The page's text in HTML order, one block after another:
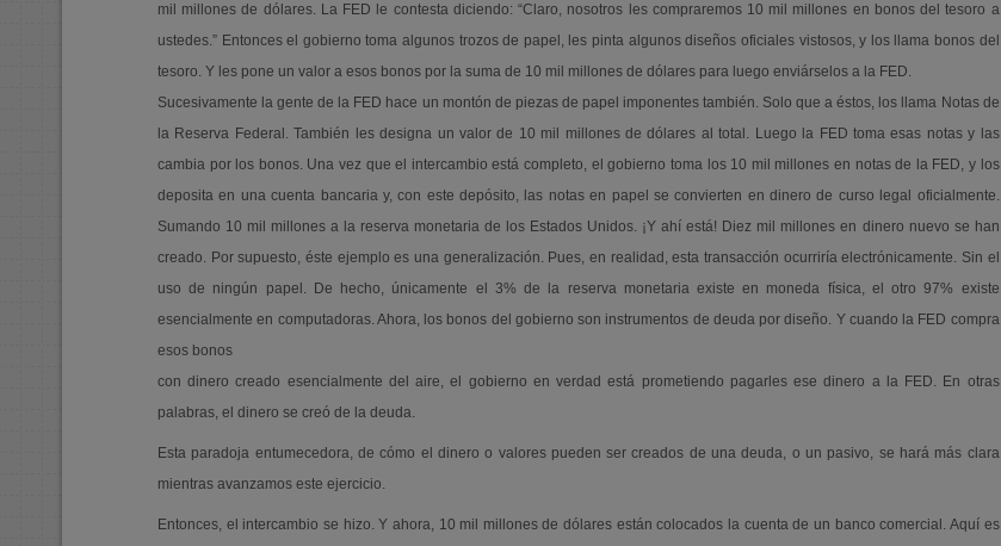
mil millones de dólares. La FED le contesta diciendo: “Claro, nosotros les compraremos 10 mil millones en bonos del tesoro a
ustedes.” Entonces el gobierno toma algunos trozos de papel, les pinta algunos diseños oficiales vistosos, y los llama bonos del
tesoro. Y les pone un valor a esos bonos por la suma de 10 mil millones de dólares para luego enviárselos a la FED.
Sucesivamente la gente de la FED hace un montón de piezas de papel imponentes también. Solo que a éstos, los llama Notas de
la Reserva Federal. También les designa un valor de 10 mil millones de dólares al total. Luego la FED toma esas notas y las
cambia por los bonos. Una vez que el intercambio está completo, el gobierno toma los 10 mil millones en notas de la FED, y los
deposita en una cuenta bancaria y, con este depósito, las notas en papel se convierten en dinero de curso legal oficialmente.
Sumando 10 mil millones a la reserva monetaria de los Estados Unidos. ¡Y ahí está! Diez mil millones en dinero nuevo se han
creado. Por supuesto, éste ejemplo es una generalización. Pues, en realidad, esta transacción ocurriría electrónicamente. Sin el
uso de ningún papel. De hecho, únicamente el 3% de la reserva monetaria existe en moneda física, el otro 97% existe
esencialmente en computadoras. Ahora, los bonos del gobierno son instrumentos de deuda por diseño. Y cuando la FED compra
esos bonos
con dinero creado esencialmente del aire, el gobierno en verdad está prometiendo pagarles ese dinero a la FED. En otras
palabras, el dinero se creó de la deuda.
Esta paradoja entumecedora, de cómo el dinero o valores pueden ser creados de una deuda, o un pasivo, se hará más clara
mientras avanzamos este ejercicio.
Entonces, el intercambio se hizo. Y ahora, 10 mil millones de dólares están colocados la cuenta de un banco comercial. Aquí es